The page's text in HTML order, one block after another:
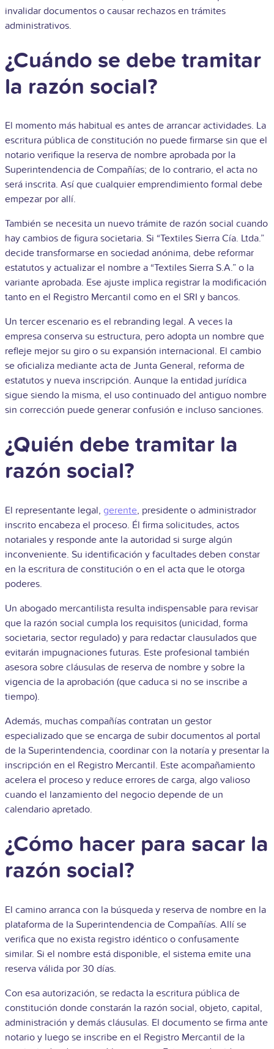
invalidar documentos o causar rechazos en trámites
administrativos.
¿Cuándo se debe tramitar
la razón social?
El momento más habitual es antes de arrancar actividades. La
escritura pública de constitución no puede firmarse sin que el
notario verifique la reserva de nombre aprobada por la
Superintendencia de Compañías; de lo contrario, el acta no
será inscrita. Así que cualquier emprendimiento formal debe
empezar por allí.
También se necesita un nuevo trámite de razón social cuando
hay cambios de figura societaria. Si “Textiles Sierra Cía. Ltda.”
decide transformarse en sociedad anónima, debe reformar
estatutos y actualizar el nombre a “Textiles Sierra S.A.” o la
variante aprobada. Ese ajuste implica registrar la modificación
tanto en el Registro Mercantil como en el SRI y bancos.
Un tercer escenario es el rebranding legal. A veces la
empresa conserva su estructura, pero adopta un nombre que
refleje mejor su giro o su expansión internacional. El cambio
se oficializa mediante acta de Junta General, reforma de
estatutos y nueva inscripción. Aunque la entidad jurídica
sigue siendo la misma, el uso continuado del antiguo nombre
sin corrección puede generar confusión e incluso sanciones.
¿Quién debe tramitar la
razón social?
El representante legal, gerente, presidente o administrador
inscrito encabeza el proceso. Él firma solicitudes, actos
notariales y responde ante la autoridad si surge algún
inconveniente. Su identificación y facultades deben constar
en la escritura de constitución o en el acta que le otorga
poderes.
Un abogado mercantilista resulta indispensable para revisar
que la razón social cumpla los requisitos (unicidad, forma
societaria, sector regulado) y para redactar clausulados que
evitarán impugnaciones futuras. Este profesional también
asesora sobre cláusulas de reserva de nombre y sobre la
vigencia de la aprobación (que caduca si no se inscribe a
tiempo).
Además, muchas compañías contratan un gestor
especializado que se encarga de subir documentos al portal
de la Superintendencia, coordinar con la notaría y presentar la
inscripción en el Registro Mercantil. Este acompañamiento
acelera el proceso y reduce errores de carga, algo valioso
cuando el lanzamiento del negocio depende de un
calendario apretado.
¿Cómo hacer para sacar la
razón social?
El camino arranca con la búsqueda y reserva de nombre en la
plataforma de la Superintendencia de Compañías. Allí se
verifica que no exista registro idéntico o confusamente
similar. Si el nombre está disponible, el sistema emite una
reserva válida por 30 días.
Con esa autorización, se redacta la escritura pública de
constitución donde constarán la razón social, objeto, capital,
administración y demás cláusulas. El documento se firma ante
notario y luego se inscribe en el Registro Mercantil de la